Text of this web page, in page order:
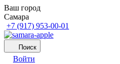
Ваш город
Самара
+7 (917) 953-00-01
Поиск
Войти